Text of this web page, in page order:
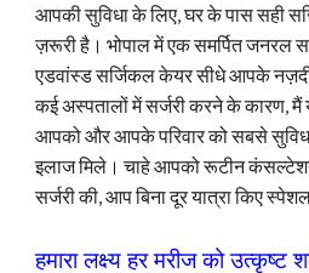
आपकी सुविधा के लिए, घर के पास सही
ज़रूरी है। भोपाल में एक समर्पित जनरल
एडवांस्ड सर्जिकल केयर सीधे आपके
कई अस्पतालों में सर्जरी करने के कारण, मैं
आपको और आपके परिवार को सबसे
इलाज मिले। चाहे आपको रूटीन
सर्जरी की, आप बिना दूर यात्रा किए
हमारा लक्ष्य हर मरीजकोउत्कृष्ट